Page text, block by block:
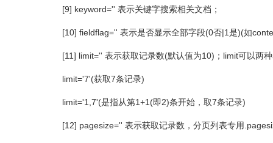
[9] keyword='' 表示关键字搜索相关文档；
[10] fieldflag='' 表示是否显示全部字段(0否|1是)(如
[11] limit='' 表示获取记录数(默认值为10)；limit可以两
limit='7'(获取7条记录)
limit='1,7'(是指从第1+1(即2)条开始，取7条记录)
[12] pagesize='' 表示获取记录数，分页列表专用